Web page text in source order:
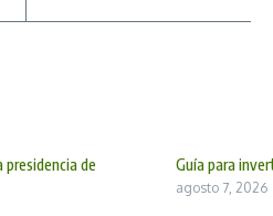
presidencia de
Guía para
agosto 7, 2026